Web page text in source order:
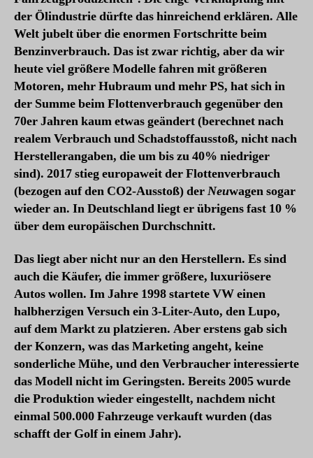
der Ölindustrie dürfte das hinreichend erklären. Alle
Welt jubelt über die enormen Fortschritte beim
Benzinverbrauch. Das ist zwar richtig, aber da wir
heute viel größere Modelle fahren mit größeren
Motoren, mehr Hubraum und mehr PS, hat sich in
der Summe beim Flottenverbrauch gegenüber den
70er Jahren kaum etwas geändert (berechnet nach
realem Verbrauch und Schadstoffausstoß, nicht nach
Herstellerangaben, die um bis zu 40% niedriger
sind). 2017 stieg europaweit der Flottenverbrauch
(bezogen auf den CO2-Ausstoß) derNeuwagen sogar
wieder an. In Deutschland liegt er übrigens fast 10 %
über dem europäischen Durchschnitt.
Das liegt aber nicht nur an den Herstellern. Es sind
auch die Käufer, die immer größere, luxuriösere
Autos wollen. Im Jahre 1998 startete VW einen
halbherzigen Versuch ein 3-Liter-Auto, den Lupo,
auf dem Markt zu platzieren. Aber erstens gab sich
der Konzern, was das Marketing angeht, keine
sonderliche Mühe, und den Verbraucher interessierte
das Modell nicht im Geringsten. Bereits 2005 wurde
die Produktion wieder eingestellt, nachdem nicht
einmal 500.000 Fahrzeuge verkauft wurden (das
schafft der Golf in einem Jahr).